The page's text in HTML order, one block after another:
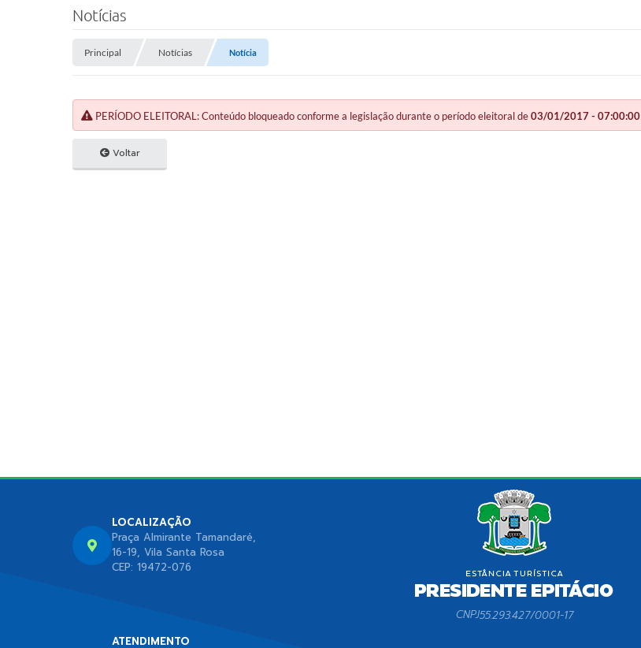
Notícias
Principal Notícias Notícia
PERÍODO ELEITORAL: Conteúdo bloqueado conforme a legislação durante o período eleitoral de03/01/2017 - 07:00:00
Voltar
LOCALIZAÇÃO
Praça Almirante Tamandaré,
16-19, Vila Santa Rosa
CEP: 19472-076
ATENDIMENTO
CNPJ55.293.427/0001-17